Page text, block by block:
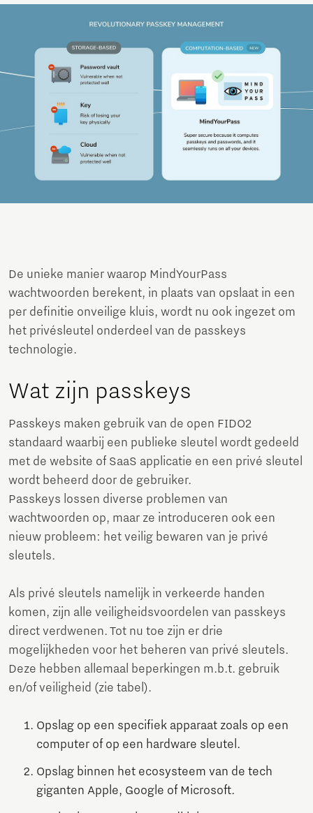
De unieke manier waarop MindYourPass
wachtwoorden berekent, in plaats van opslaat in een
per definitie onveilige kluis, wordt nu ook ingezet om
het privésleutel onderdeel van de passkeys
technologie.
Wat zijn passkeys
Passkeys maken gebruik van de open FIDO2
standaard waarbij een publieke sleutel wordt gedeeld
met de website of SaaS applicatie en een privé sleutel
wordt beheerd door de gebruiker.
Passkeys lossen diverse problemen van
wachtwoorden op, maar ze introduceren ook een
nieuw probleem: het veilig bewaren van je privé
sleutels.
Als privé sleutels namelijk in verkeerde handen
komen, zijn alle veiligheidsvoordelen van passkeys
direct verdwenen. Tot nu toe zijn er drie
mogelijkheden voor het beheren van privé sleutels.
Deze hebben allemaal beperkingen m.b.t. gebruik
en/of veiligheid (zie tabel).
Opslag op een specifiek apparaat zoals op een
computer of op een hardware sleutel.
Opslag binnen het ecosysteem van de tech
giganten Apple, Google of Microsoft.